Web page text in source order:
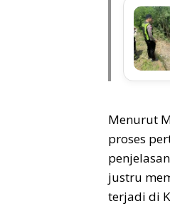
Menurut
proses
justru
terjadi di